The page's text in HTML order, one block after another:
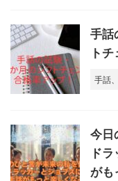
手話
ト
手話
今日
ド
がも